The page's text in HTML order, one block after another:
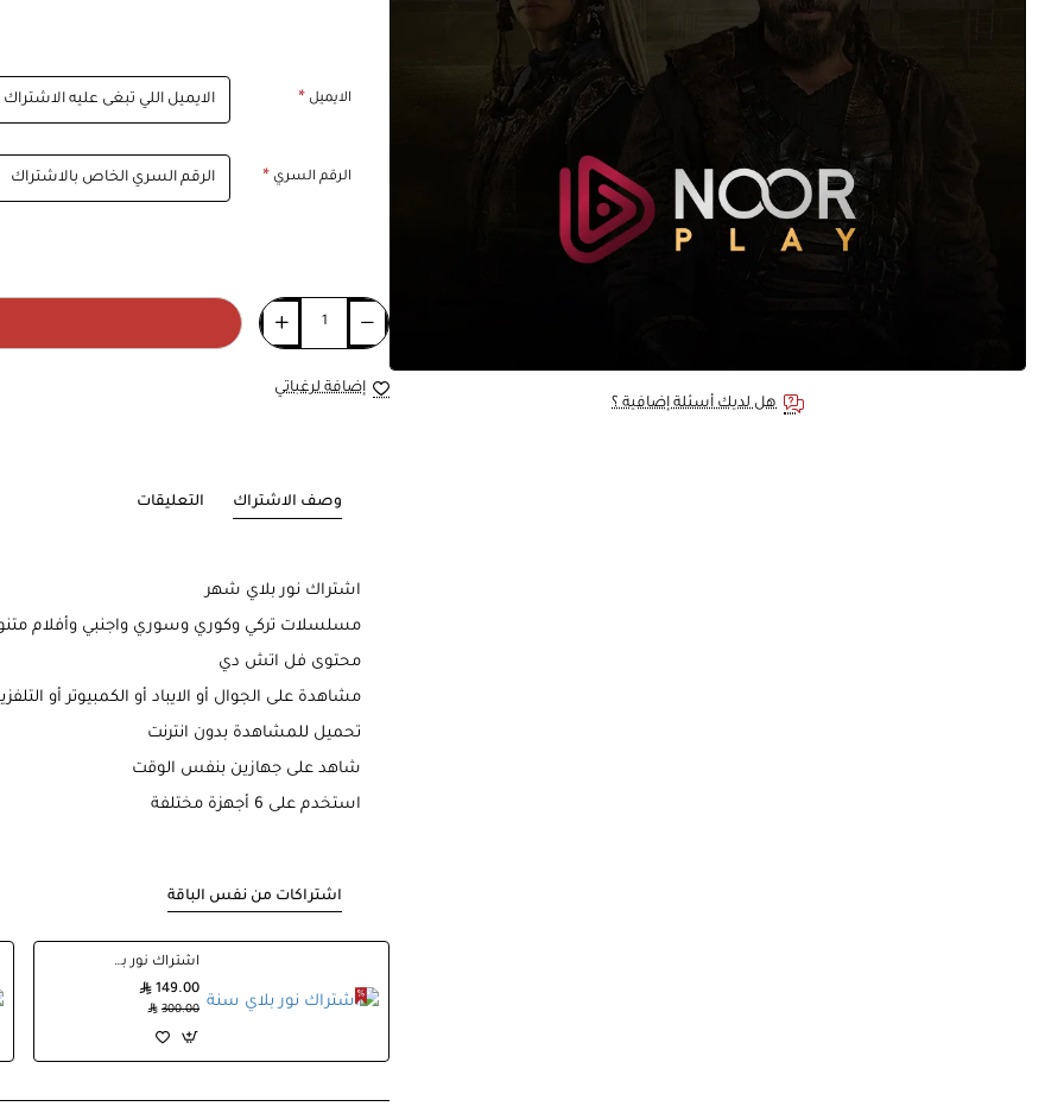
هل لديك أسئلة إضافية ؟
الايميل
الرقم السري
إضافة لرغباتي
وصف الاشتراك التعليقات
اشتراك نور بلاي شهر
مسلسلات تركي وكوري وسوري واجنبي وأفلام
محتوى فل اتش دي
مشاهدة على الجوال أو الايباد أو الكمبيوتر أو
تحميل للمشاهدة بدون انترنت
شاهد على جهازين بنفس الوقت
استخدم على 6 أجهزة مختلفة
اشتراكات من نفس الباقة
اشتراك نور بلاي سنة
149.00
300.00